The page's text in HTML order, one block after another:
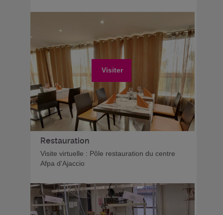
Visiter
Restauration
Visite virtuelle : Pôle restauration du centre
Afpa d'Ajaccio